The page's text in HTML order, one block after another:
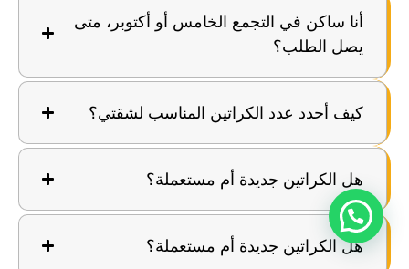
أنا ساكن في التجمع الخامس أو أكتوبر، متى
يصل الطلب؟
كيف أحدد عدد الكراتين المناسب لشقتي؟
هل الكراتين جديدة أم مستعملة؟
هل الكراتين جديدة أم مستعملة؟